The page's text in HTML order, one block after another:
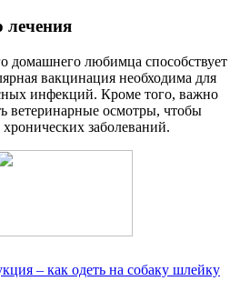
лечения
домашнего любимца способствует
вакцинация необходима для
инфекций. Кроме того, важно
ветеринарные осмотры, чтобы
заболеваний.
– как одеть на собаку шлейку